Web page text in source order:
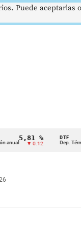
5,81 %
▼ 0.12 Dep. Término
Puede aceptarlas